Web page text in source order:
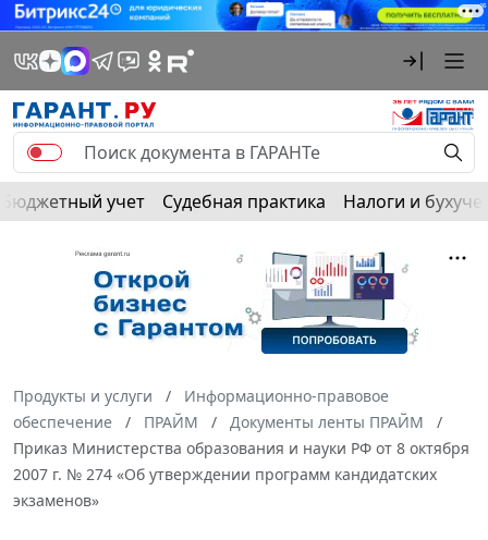
Бюджетный учет Судебная практика Налоги и
Продукты и услуги
Информационно-правовое
обеспечение
ПРАЙМ
Документы ленты ПРАЙМ
Приказ Министерства образования и науки РФ от 8 октября
2007 г. № 274 «Об утверждении программ кандидатских
экзаменов»